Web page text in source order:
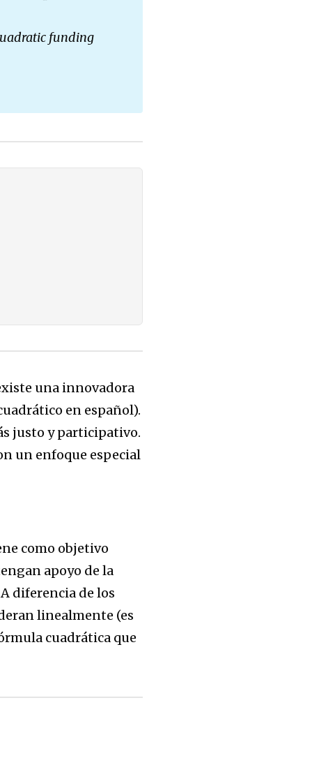
funding
una innovadora
en español).
justo y participativo.
un enfoque especial
como objetivo
apoyo de la
diferencia de los
linealmente (es
cuadrática que